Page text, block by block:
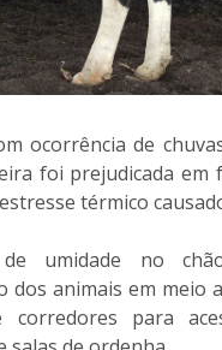
ocorrência de
foi prejudicada em
térmico
umidade no
dos animais em meio
corredores para